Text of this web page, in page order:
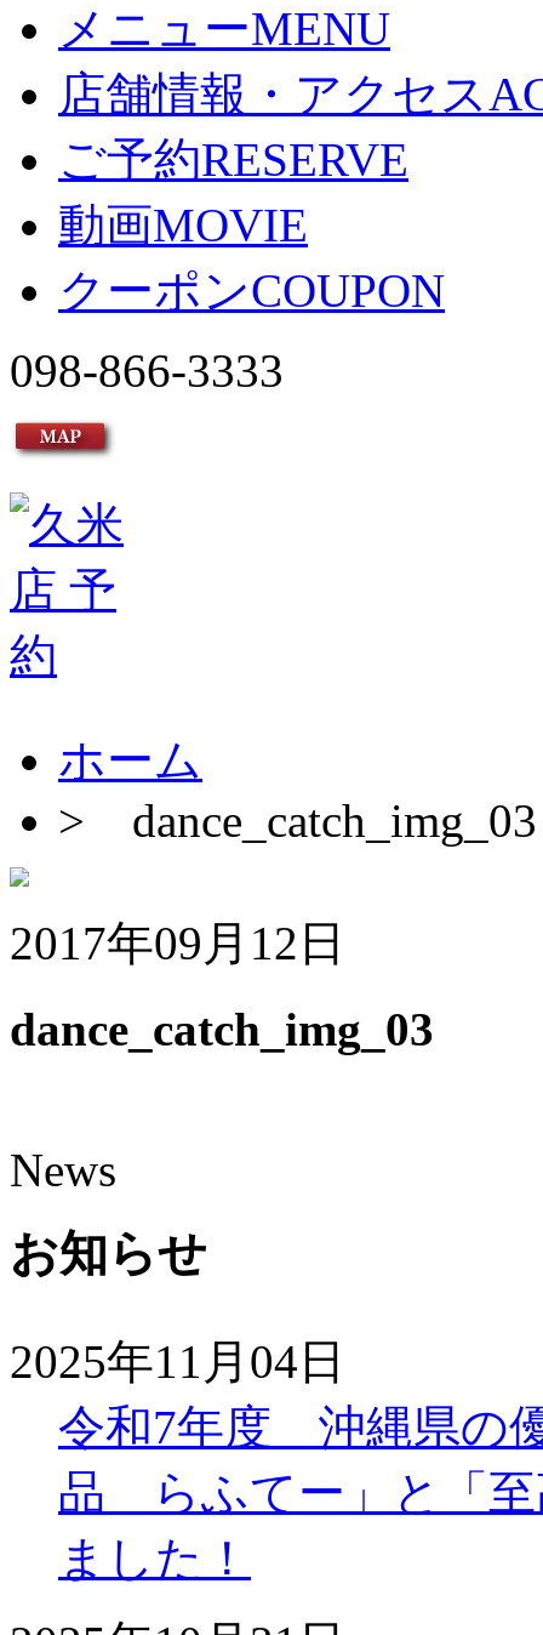
メニューMENU
店舗情報・アクセス
ご予約RESERVE
動画MOVIE
クーポンCOUPON
098-866-3333
ホーム
> dance_catch_img_03
2017年09月12日
dance_catch_img_03
News
お知らせ
2025年11月04日
令和7年度 沖縄県の
品 らふてー」と「
ました！